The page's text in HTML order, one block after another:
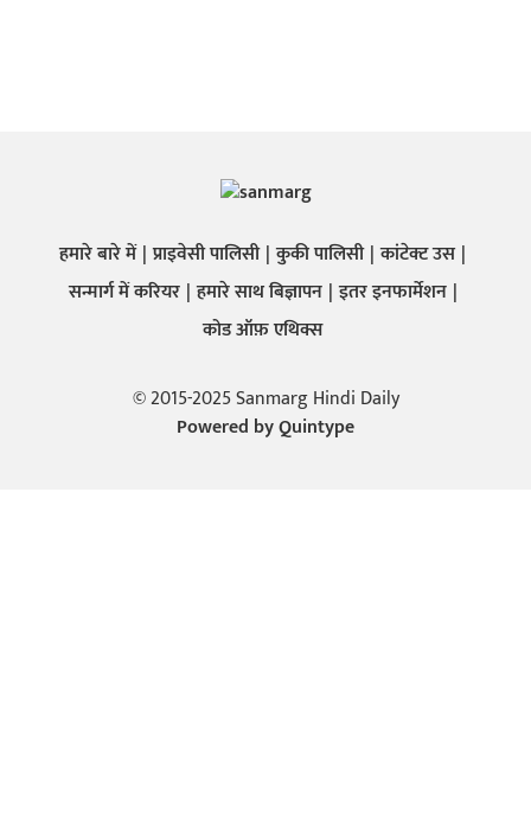
हमारे बारे में प्राइवेसी पालिसी कुकी पालिसी कांटेक्ट उस
सन्मार्ग में करियर हमारे साथ बिज्ञापन इतर इनफार्मेशन
कोड ऑफ़ एथिक्स
© 2015-2025 Sanmarg Hindi Daily
Powered byQuintype